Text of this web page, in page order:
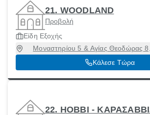
21. WOODLAND
Προβολή
Είδη Εξοχής
Μοναστηρίου 5 & Αγίας Θεοδώρας
[Δήμος], Θεσσαλονίκη
Κάλεσε Τώρα
22. HOBBΙ -